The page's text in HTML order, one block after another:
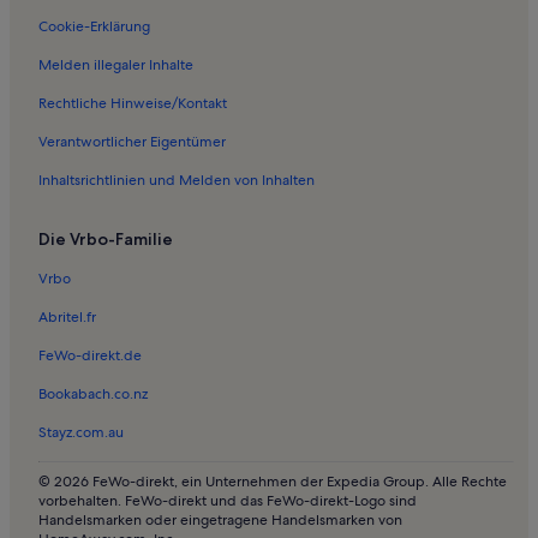
Ferienwohnungen in Seefeld
Ferienwohnungen in Widdersberg
Ferienwohnungen in Traubing
Ferienwohnungen in Kalvarienberg
Ferienwohnungen in Baierbrunn
Ferienwohnungen in Strandbad Widdersberg
Ferienwohnungen in Mörlbach
Ferienwohnungen in Söcking
Ferienwohnungen in Possenhofen
Ferienwohnungen in Oberalting
Ferienunterkünfte nahe Starnberg North S-Bahn
Ferienwohnungen in Pöcking
Ferienwohnungen in Forstenrieder Park
Ferienwohnungen in Roseninsel
Cookie-Erklärung
Melden illegaler Inhalte
Rechtliche Hinweise/Kontakt
Verantwortlicher Eigentümer
Inhaltsrichtlinien und Melden von Inhalten
Die Vrbo-Familie
Vrbo
Abritel.fr
FeWo-direkt.de
Bookabach.co.nz
Stayz.com.au
© 2026 FeWo-direkt, ein Unternehmen der Expedia Group. Alle Rechte
vorbehalten. FeWo-direkt und das FeWo-direkt-Logo sind
Handelsmarken oder eingetragene Handelsmarken von